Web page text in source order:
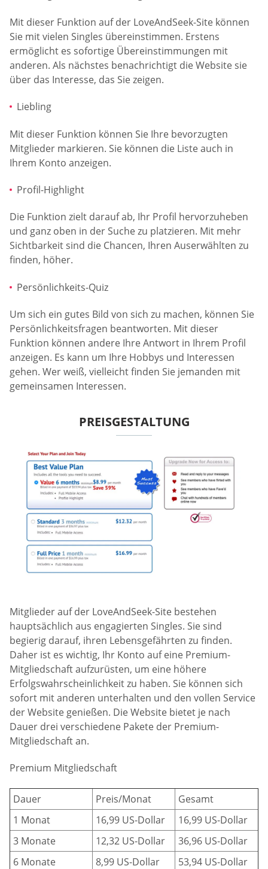
Mit dieser Funktion auf der LoveAndSeek-Site können
Sie mit vielen Singles übereinstimmen. Erstens
ermöglicht es sofortige Übereinstimmungen mit
anderen. Als nächstes benachrichtigt die Website sie
über das Interesse, das Sie zeigen.
Liebling
Mit dieser Funktion können Sie Ihre bevorzugten
Mitglieder markieren. Sie können die Liste auch in
Ihrem Konto anzeigen.
Profil-Highlight
Die Funktion zielt darauf ab, Ihr Profil hervorzuheben
und ganz oben in der Suche zu platzieren. Mit mehr
Sichtbarkeit sind die Chancen, Ihren Auserwählten zu
finden, höher.
Persönlichkeits-Quiz
Um sich ein gutes Bild von sich zu machen, können Sie
Persönlichkeitsfragen beantworten. Mit dieser
Funktion können andere Ihre Antwort in Ihrem Profil
anzeigen. Es kann um Ihre Hobbys und Interessen
gehen. Wer weiß, vielleicht finden Sie jemanden mit
gemeinsamen Interessen.
PREISGESTALTUNG
Mitglieder auf der LoveAndSeek-Site bestehen
hauptsächlich aus engagierten Singles. Sie sind
begierig darauf, ihren Lebensgefährten zu finden.
Daher ist es wichtig, Ihr Konto auf eine Premium-
Mitgliedschaft aufzurüsten, um eine höhere
Erfolgswahrscheinlichkeit zu haben. Sie können sich
sofort mit anderen unterhalten und den vollen Service
der Website genießen. Die Website bietet je nach
Dauer drei verschiedene Pakete der Premium-
Mitgliedschaft an.
Premium Mitgliedschaft
Dauer Preis/Monat
Gesamt
1 Monat
16,99 US-Dollar
16,99 US-Dollar
3 Monate
12,32 US-Dollar
36,96 US-Dollar
6 Monate
8,99 US-Dollar 53,94 US-Dollar